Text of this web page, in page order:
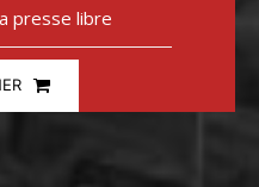
presse libre